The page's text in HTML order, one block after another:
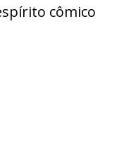
cômico